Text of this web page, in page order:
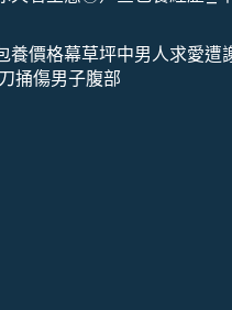
養價格幕草坪中男人求愛遭
捅傷男子腹部